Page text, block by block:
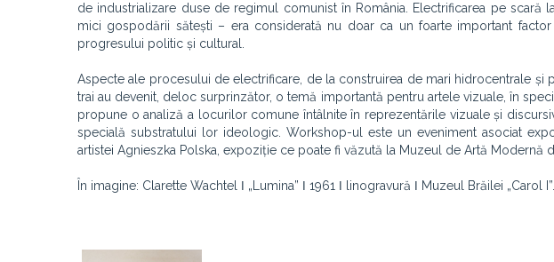
de industrializare duse de regimul comunist în România. Electrificarea pe
mici gospodării sătești – era considerată nu doar ca un foarte important
progresului politic și cultural.
Aspecte ale procesului de electrificare, de la construirea de mari hidrocentrale
trai au devenit, deloc surprinzător, o temă importantă pentru artele vizuale, în
propune o analiză a locurilor comune întâlnite în reprezentările vizuale și
specială substratului lor ideologic. Workshop-ul este un eveniment asociat
artistei Agnieszka Polska, expoziție ce poate fi văzută la Muzeul de Artă Modernă
În imagine: Clarette Wachtel ǀ „Lumina” ǀ 1961 ǀ linogravură ǀ Muzeul Brăilei „Carol I”.